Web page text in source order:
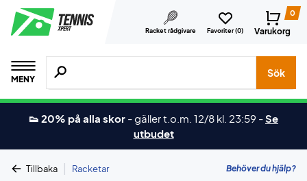
Racket rådgivare Favoriter (0)
0
Varukorg
MENY
Sök efter produkter, märken osv.
Sök
👟 20% på alla skor -gäller t.o.m. 12/8 kl. 23:59 -Se
utbudet
Tillbaka | Racketar Behöver du hjälp?